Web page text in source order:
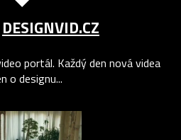
DESIGNVID.CZ
portál. Každý den nová videa
o designu...